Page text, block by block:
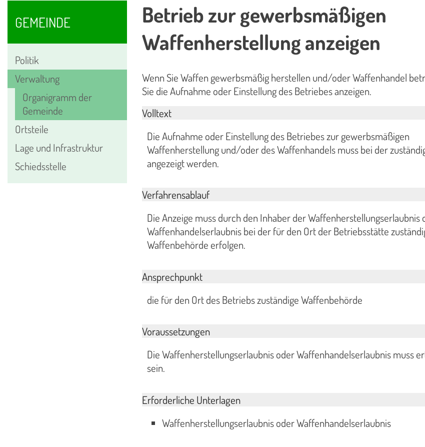
GEMEINDE
Politik
Verwaltung
Organigramm der
Gemeinde
Ortsteile
Lage und Infrastruktur
Schiedsstelle
Betrieb zur gewerbsmäßigen
Waffenherstellung anzeigen
Wenn Sie Waffen gewerbsmäßig herstellen und/oder Waffenhandel
Sie die Aufnahme oder Einstellung des Betriebes anzeigen.
Volltext
Die Aufnahme oder Einstellung des Betriebes zur gewerbsmäßigen
Waffenherstellung und/oder des Waffenhandels muss bei der
angezeigt werden.
Verfahrensablauf
Die Anzeige muss durch den Inhaber der Waffenherstellungserlaubnis
Waffenhandelserlaubnis bei der für den Ort der Betriebsstätte
Waffenbehörde erfolgen.
Ansprechpunkt
die für den Ort des Betriebs zuständige Waffenbehörde
Voraussetzungen
Die Waffenherstellungserlaubnis oder Waffenhandelserlaubnis muss
sein.
Erforderliche Unterlagen
Waffenherstellungserlaubnis oder Waffenhandelserlaubnis